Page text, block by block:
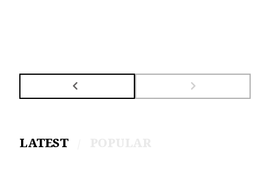
LATEST